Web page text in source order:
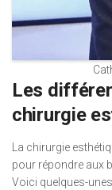
Les
chirurgie
La chirurgie
pour répondre aux
Voici quelques-